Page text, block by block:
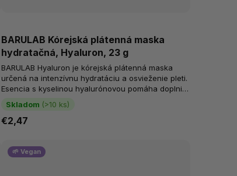
BARULAB Kórejská plátenná maska
hydratačná, Hyaluron, 23 g
Skladom (>10 ks)
€2,47
BARULAB Hyaluron je kórejská plátenná maska
určená na intenzívnu hydratáciu a osvieženie pleti.
Esencia s kyselinou hyalurónovou pomáha doplniť
vlhkosť, podporuje pružnejší...
🌱 Vegan